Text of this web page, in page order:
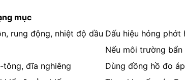
mục
rung động, nhiệt độ dầu Dấu hiệu hỏng
Nếu môi trường
tông, đĩa nghiêng
Dùng đồng hồ đo